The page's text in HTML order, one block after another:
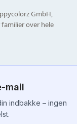
GmbH,
over hele
mail
indbakke – ingen